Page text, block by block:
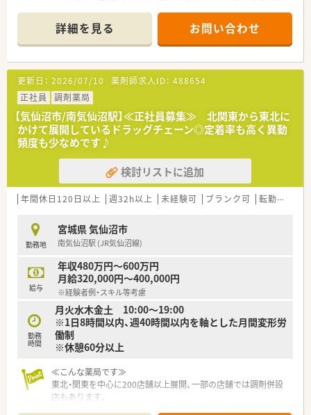
■薬剤師の募集にあたって、自宅通勤のエリア社員と転居を伴う
異動があるナショナル社員の2コースに分かれています。
■勤務薬剤師だけでなく、薬局長や管理職、幹部候補としてのキ
ャリアビジョンも描ける環境です。
■調剤併設店舗でのご勤務の場合、薬剤師は調剤投薬業務が中心
となります。
■「地域の人々の健康を支えたい」という思いを大事にされてい
る方、ぜひご応募ください。
詳細を見る お問い合わせ
更新日： 2026/07/10 薬剤師求人ID： 488654
正社員
調剤薬局
【気仙沼市/南気仙沼駅】≪正社員募集≫ 北関東から東北に
かけて展開しているドラッグチェーン◎定着率も高く異動
頻度も少なめです♪
検討リストに追加
年間休日120日以上 週32h以上 未経験可 ブランク可 転勤なし
勤務地
宮城県 気仙沼市
南気仙沼駅 (JR気仙沼線)
給与
年収480万円～600万円
月給320,000円～400,000円
※経験者例・スキル等考慮
勤務
時間
月火水木金土 10:00～19:00
※1日8時間以内、週40時間以内を軸とした月間変形労
働制
※休憩60分以上
≪こんな薬局です≫
東北・関東を中心に200店舗以上展開、一部の店舗では調剤併設
店もあります。